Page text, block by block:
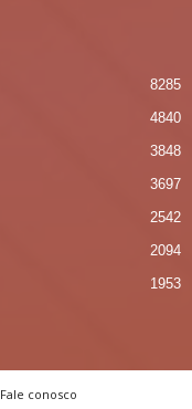
8285
4840
3848
3697
2542
2094
1953
Fale conosco